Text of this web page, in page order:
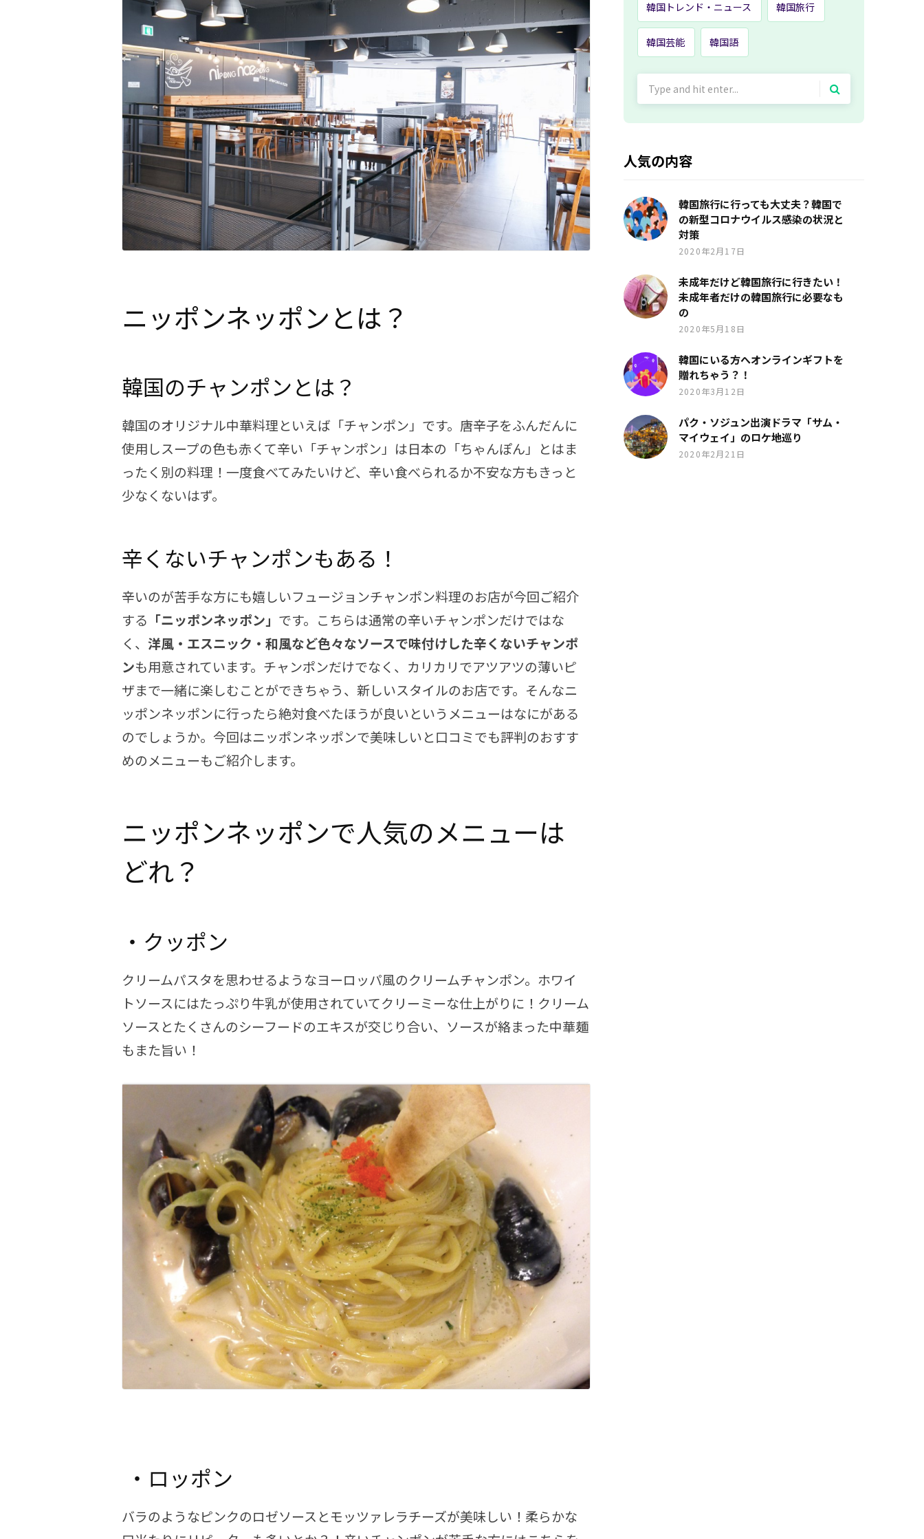
ニッポンネッポンとは？
韓国のチャンポンとは？
韓国のオリジナル中華料理といえば「チャンポン」です。唐辛子をふんだんに
使用しスープの色も赤くて辛い「チャンポン」は日本の「ちゃんぽん」とはま
ったく別の料理！一度食べてみたいけど、辛い食べられるか不安な方もきっと
少なくないはず。
辛くないチャンポンもある！
辛いのが苦手な方にも嬉しいフュージョンチャンポン料理のお店が今回ご紹介
する 「ニッポンネッポン」 です。こちらは通常の辛いチャンポンだけではな
く、 洋風・エスニック・和風など色々なソースで味付けした辛くないチャンポ
ンも用意されています。チャンポンだけでなく、カリカリでアツアツの薄いピ
ザまで一緒に楽しむことができちゃう、新しいスタイルのお店です。そんなニ
ッポンネッポンに行ったら絶対食べたほうが良いというメニューはなにがある
のでしょうか。今回はニッポンネッポンで美味しいと口コミでも評判のおすす
めのメニューもご紹介します。
ニッポンネッポンで人気のメニューは
どれ？
・クッポン
クリームパスタを思わせるようなヨーロッパ風のクリームチャンポン。ホワイ
トソースにはたっぷり牛乳が使用されていてクリーミーな仕上がりに！クリーム
ソースとたくさんのシーフードのエキスが交じり合い、ソースが絡まった中華麺
もまた旨い！
・ロッポン
バラのようなピンクのロゼソースとモッツァレラチーズが美味しい！柔らかな
韓国トレンド・ニュース 韓国旅行
韓国芸能 韓国語
人気の内容
韓国旅行に行っても大丈夫？韓国で
の新型コロナウイルス感染の状況と
対策
2020年2月17日
未成年だけど韓国旅行に行きたい！
未成年者だけの韓国旅行に必要なも
の
2020年5月18日
韓国にいる方へオンラインギフトを
贈れちゃう？！
2020年3月12日
パク・ソジュン出演ドラマ「サム・
マイウェイ」のロケ地巡り
2020年2月21日